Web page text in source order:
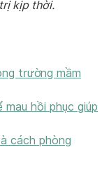
kịp thời.
trường mầm
hồi phục giúp
cách phòng